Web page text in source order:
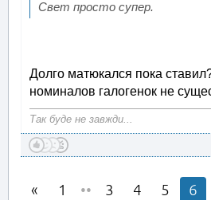
Свет просто супер.
Долго матюкался пока
номиналов галогенок не
Так буде не завжди...
1 •• 3 4 5 6